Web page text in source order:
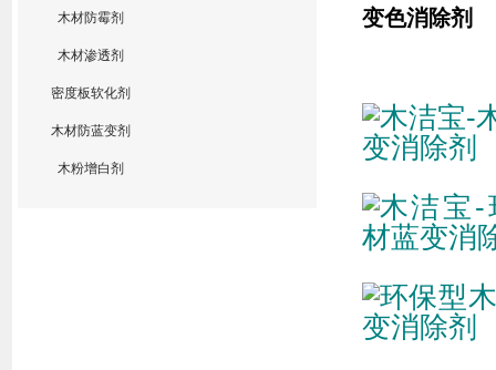
木材防霉剂
木材渗透剂
密度板软化剂
木材防蓝变剂
木粉增白剂